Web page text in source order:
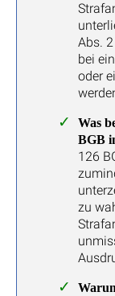
Abs.
bei
oder
Was
BGB
126
zu